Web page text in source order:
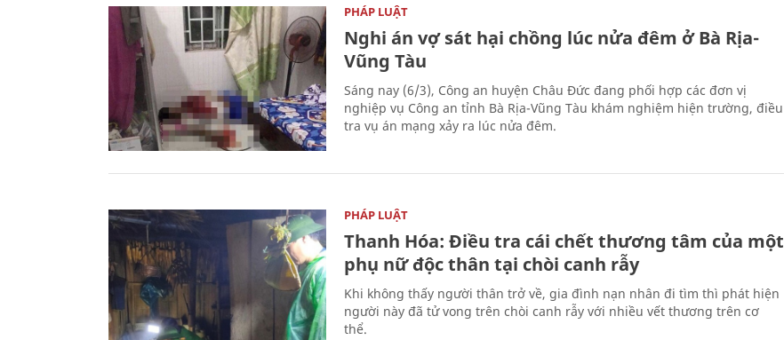
PHÁP LUẬT
Nghi án vợ sát hại chồng lúc nửa đêm ở Bà Rịa-
Vũng Tàu
Sáng nay (6/3), Công an huyện Châu Đức đang phối hợp các đơn vị
nghiệp vụ Công an tỉnh Bà Rịa-Vũng Tàu khám nghiệm hiện trường, điều
tra vụ án mạng xảy ra lúc nửa đêm.
PHÁP LUẬT
Thanh Hóa: Điều tra cái chết thương tâm của một
phụ nữ độc thân tại chòi canh rẫy
Khi không thấy người thân trở về, gia đình nạn nhân đi tìm thì phát hiện
người này đã tử vong trên chòi canh rẫy với nhiều vết thương trên cơ
thể.